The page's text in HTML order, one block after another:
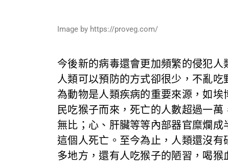
Image by https://proveg.com/
今後新的病毒還會更加頻繁的侵犯
人類可以預防的方式卻很少，不亂
為動物是人類疾病的重要來源，如
民吃猴子而來，死亡的人數超過一
無比；心、肝臟等等內部器官糜爛
這個人死亡。至今為止，人類還沒
多地方，還有人吃猴子的陋習，喝猴